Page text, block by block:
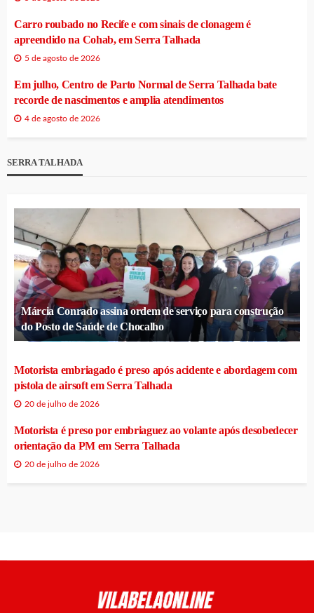
Carro roubado no Recife e com sinais de clonagem é
apreendido na Cohab, em Serra Talhada
5 de agosto de 2026
Em julho, Centro de Parto Normal de Serra Talhada bate
recorde de nascimentos e amplia atendimentos
4 de agosto de 2026
SERRA TALHADA
Márcia Conrado assina ordem de serviço para construção
do Posto de Saúde de Chocalho
Motorista embriagado é preso após acidente e abordagem com
pistola de airsoft em Serra Talhada
20 de julho de 2026
Motorista é preso por embriaguez ao volante após desobedecer
orientação da PM em Serra Talhada
20 de julho de 2026